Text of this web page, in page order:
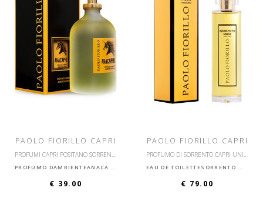
PAOLO FIORILLO CAPRI
PROFUMO DAMBIENTEANACAPRI
€ 39.00
PAOLO FIORILLO CAPRI
EAU DE TOILETTESORRENTO MUSK
€ 79.00